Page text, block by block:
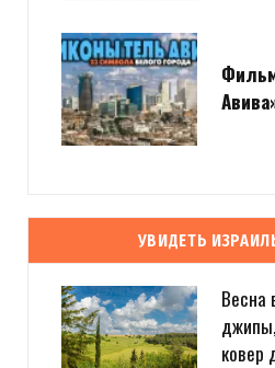
УВИДЕТЬ
Весна
ковер